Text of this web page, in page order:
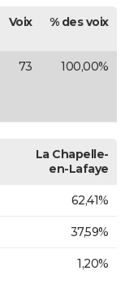
Voix % des voix
73 100,00%
La Chapelle-
en-Lafaye
62,41%
37,59%
1,20%